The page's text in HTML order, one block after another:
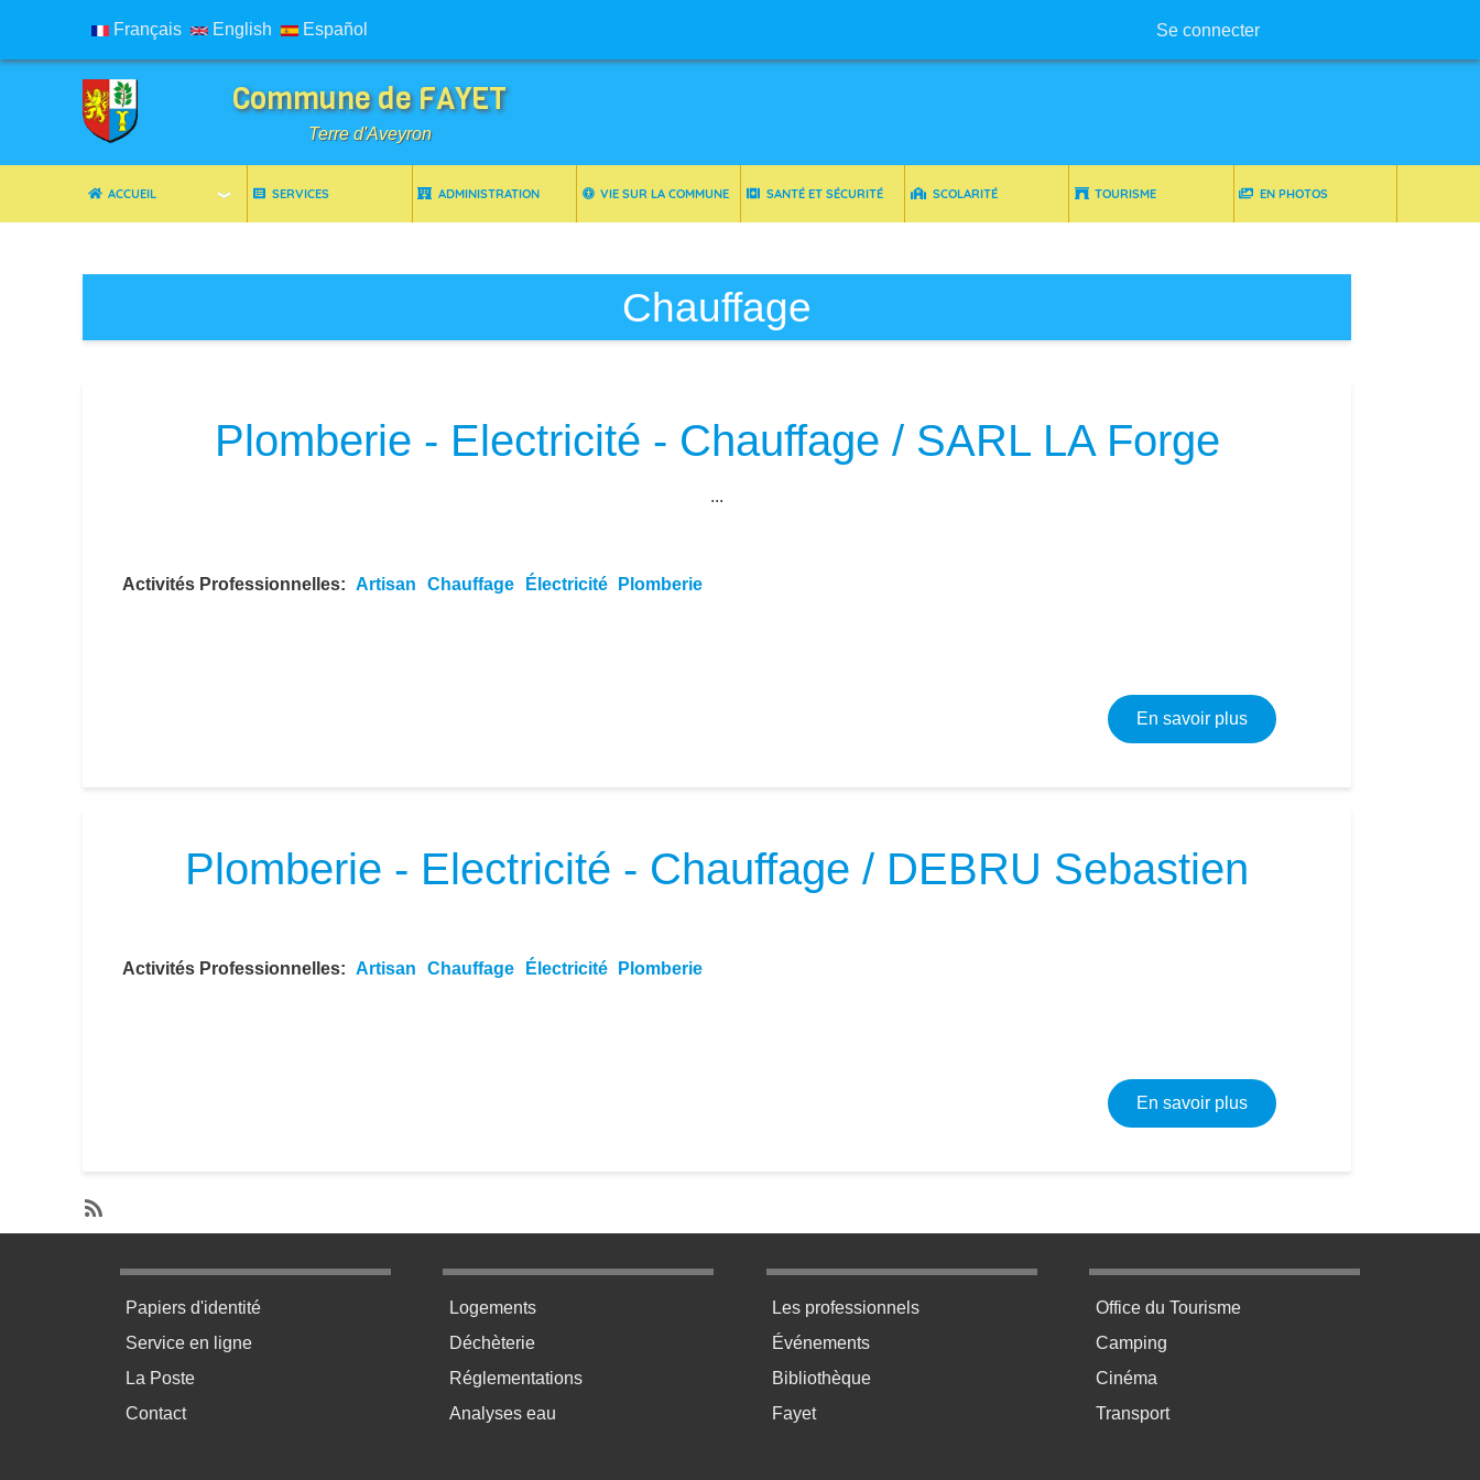
Français English Español Se connecter
Commune de FAYET
Terre d'Aveyron
ACCUEIL SERVICES ADMINISTRATION VIE SUR LA COMMUNE SANTÉ ET SÉCURITÉ SCOLARITÉ TOURISME EN PHOTOS
Chauffage
Plomberie - Electricité - Chauffage / SARL LA Forge
...
Activités Professionnelles Artisan Chauffage Électricité Plomberie
En savoir plussur Plomberie - Electricité -
Plomberie - Electricité - Chauffage / DEBRU Sebastien
Activités Professionnelles Artisan Chauffage Électricité Plomberie
En savoir plussur Plomberie - Electricité -
SubscribeS'abonner à Chauffage
Menu pratique bas de page 1
Papiers d'identité
Service en ligne
La Poste
Contact
Menu pratique bas de page 2
Logements
Déchèterie
Réglementations
Analyses eau
Menu pratique bas de page 3
Les professionnels
Événements
Bibliothèque
Fayet
Menu pratique bas de page 4
Office du Tourisme
Camping
Cinéma
Transport